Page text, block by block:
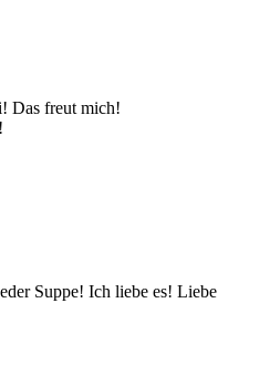
Das freut mich!
Suppe! Ich liebe es! Liebe